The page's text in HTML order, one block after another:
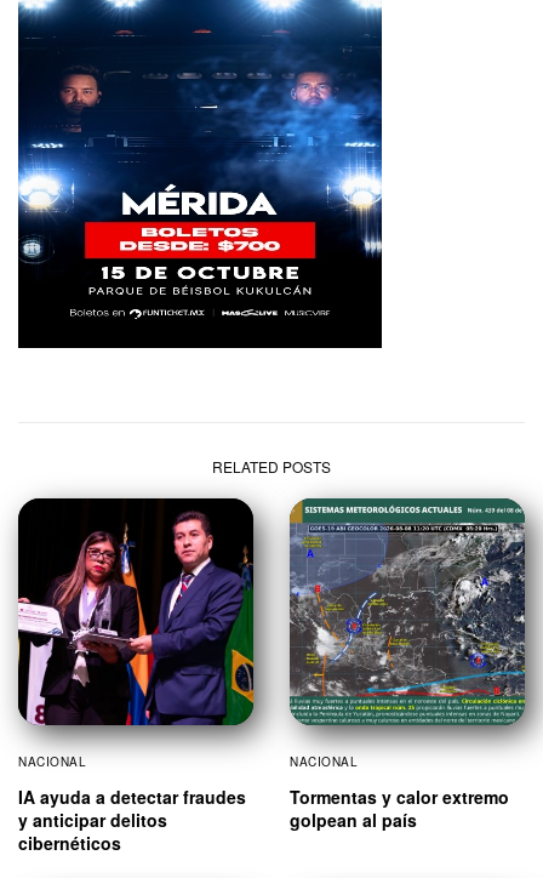
RELATED POSTS
NACIONAL
IA ayuda a detectar fraudes
y anticipar delitos
cibernéticos
NACIONAL
Tormentas y calor extremo
golpean al país